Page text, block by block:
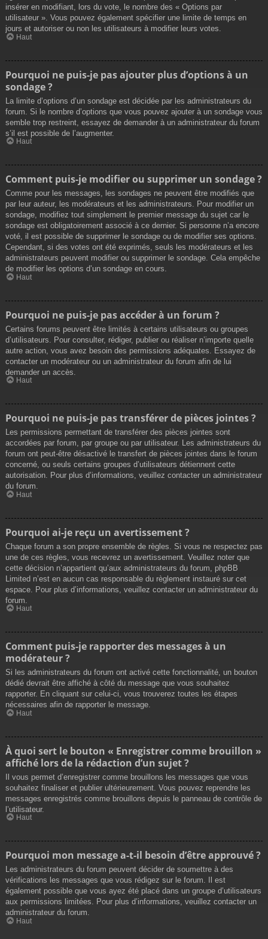
insérer en modifiant, lors du vote, le nombre des « Options par
utilisateur ». Vous pouvez également spécifier une limite de temps en
jours et autoriser ou non les utilisateurs à modifier leurs votes.
Haut
Pourquoi ne puis-je pas ajouter plus d’options à un
sondage ?
La limite d’options d’un sondage est décidée par les administrateurs du
forum. Si le nombre d’options que vous pouvez ajouter à un sondage vous
semble trop restreint, essayez de demander à un administrateur du forum
s’il est possible de l’augmenter.
Haut
Comment puis-je modifier ou supprimer un sondage ?
Comme pour les messages, les sondages ne peuvent être modifiés que
par leur auteur, les modérateurs et les administrateurs. Pour modifier un
sondage, modifiez tout simplement le premier message du sujet car le
sondage est obligatoirement associé à ce dernier. Si personne n’a encore
voté, il est possible de supprimer le sondage ou de modifier ses options.
Cependant, si des votes ont été exprimés, seuls les modérateurs et les
administrateurs peuvent modifier ou supprimer le sondage. Cela empêche
de modifier les options d’un sondage en cours.
Haut
Pourquoi ne puis-je pas accéder à un forum ?
Certains forums peuvent être limités à certains utilisateurs ou groupes
d’utilisateurs. Pour consulter, rédiger, publier ou réaliser n’importe quelle
autre action, vous avez besoin des permissions adéquates. Essayez de
contacter un modérateur ou un administrateur du forum afin de lui
demander un accès.
Haut
Pourquoi ne puis-je pas transférer de pièces jointes ?
Les permissions permettant de transférer des pièces jointes sont
accordées par forum, par groupe ou par utilisateur. Les administrateurs du
forum ont peut-être désactivé le transfert de pièces jointes dans le forum
concerné, ou seuls certains groupes d’utilisateurs détiennent cette
autorisation. Pour plus d’informations, veuillez contacter un administrateur
du forum.
Haut
Pourquoi ai-je reçu un avertissement ?
Chaque forum a son propre ensemble de règles. Si vous ne respectez pas
une de ces règles, vous recevrez un avertissement. Veuillez noter que
cette décision n’appartient qu’aux administrateurs du forum, phpBB
Limited n’est en aucun cas responsable du règlement instauré sur cet
espace. Pour plus d’informations, veuillez contacter un administrateur du
forum.
Haut
Comment puis-je rapporter des messages à un
modérateur ?
Si les administrateurs du forum ont activé cette fonctionnalité, un bouton
dédié devrait être affiché à côté du message que vous souhaitez
rapporter. En cliquant sur celui-ci, vous trouverez toutes les étapes
nécessaires afin de rapporter le message.
Haut
À quoi sert le bouton « Enregistrer comme brouillon »
affiché lors de la rédaction d’un sujet ?
Il vous permet d’enregistrer comme brouillons les messages que vous
souhaitez finaliser et publier ultérieurement. Vous pouvez reprendre les
messages enregistrés comme brouillons depuis le panneau de contrôle de
l’utilisateur.
Haut
Pourquoi mon message a-t-il besoin d’être approuvé ?
Les administrateurs du forum peuvent décider de soumettre à des
vérifications les messages que vous rédigez sur le forum. Il est
également possible que vous ayez été placé dans un groupe d’utilisateurs
aux permissions limitées. Pour plus d’informations, veuillez contacter un
administrateur du forum.
Haut